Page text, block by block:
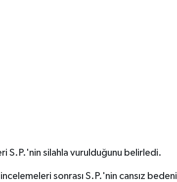
S.P.'nin silahla vurulduğunu belirledi.
sonrası S.P.'nin cansız bedeni